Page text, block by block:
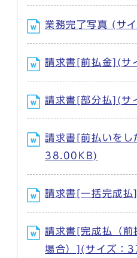
業務完了写真 (サ
請求書[前払金](
請求書[部分払](
請求書[前払いをし
38.00KB)
請求書[一括完成
請求書[完成払（前
場合）](サイズ：